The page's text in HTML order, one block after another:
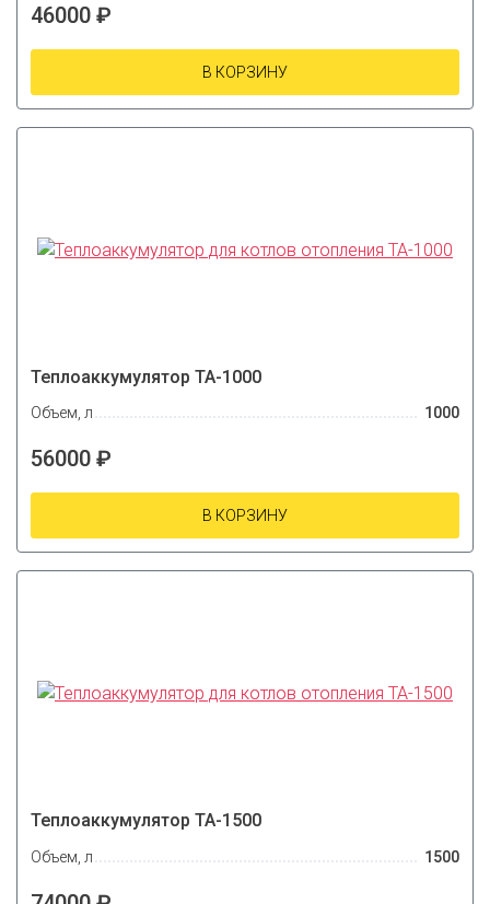
46000 ₽
В КОРЗИНУ
Теплоаккумулятор ТА-1000
Объем, л 1000
56000 ₽
В КОРЗИНУ
Теплоаккумулятор ТА-1500
Объем, л 1500